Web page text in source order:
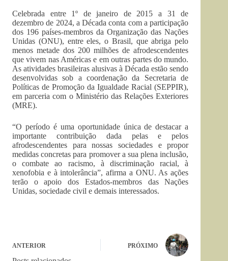
Celebrada entre 1º de janeiro de 2015 a 31 de
dezembro de 2024, a Década conta com a participação
dos 196 países-membros da Organização das Nações
Unidas (ONU), entre eles, o Brasil, que abriga pelo
menos metade dos 200 milhões de afrodescendentes
que vivem nas Américas e em outras partes do mundo.
As atividades brasileiras alusivas à Década estão sendo
desenvolvidas sob a coordenação da Secretaria de
Políticas de Promoção da Igualdade Racial (SEPPIR),
em parceria com o Ministério das Relações Exteriores
(MRE).
“O período é uma oportunidade única de destacar a
importante contribuição dada pelas e pelos
afrodescendentes para nossas sociedades e propor
medidas concretas para promover a sua plena inclusão,
o combate ao racismo, à discriminação racial, à
xenofobia e à intolerância”, afirma a ONU. As ações
terão o apoio dos Estados-membros das Nações
Unidas, sociedade civil e demais interessados.
ANTERIOR PRÓXIMO